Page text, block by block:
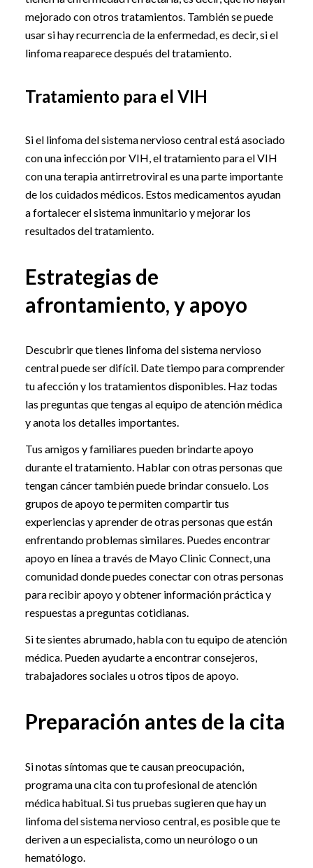
mejorado con otros tratamientos. También se puede
usar si hay recurrencia de la enfermedad, es decir, si el
linfoma reaparece después del tratamiento.
Tratamiento para el VIH
Si el linfoma del sistema nervioso central está asociado
con una infección por VIH, el tratamiento para el VIH
con una terapia antirretroviral es una parte importante
de los cuidados médicos. Estos medicamentos ayudan
a fortalecer el sistema inmunitario y mejorar los
resultados del tratamiento.
Estrategias de
afrontamiento, y apoyo
Descubrir que tienes linfoma del sistema nervioso
central puede ser difícil. Date tiempo para comprender
tu afección y los tratamientos disponibles. Haz todas
las preguntas que tengas al equipo de atención médica
y anota los detalles importantes.
Tus amigos y familiares pueden brindarte apoyo
durante el tratamiento. Hablar con otras personas que
tengan cáncer también puede brindar consuelo. Los
grupos de apoyo te permiten compartir tus
experiencias y aprender de otras personas que están
enfrentando problemas similares. Puedes encontrar
apoyo en línea a través de Mayo Clinic Connect, una
comunidad donde puedes conectar con otras personas
para recibir apoyo y obtener información práctica y
respuestas a preguntas cotidianas.
Si te sientes abrumado, habla con tu equipo de atención
médica. Pueden ayudarte a encontrar consejeros,
trabajadores sociales u otros tipos de apoyo.
Preparación antes de la cita
Si notas síntomas que te causan preocupación,
programa una cita con tu profesional de atención
médica habitual. Si tus pruebas sugieren que hay un
linfoma del sistema nervioso central, es posible que te
deriven a un especialista, como un neurólogo o un
hematólogo.